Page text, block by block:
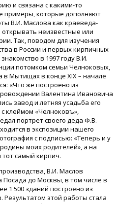
и связана с какими-то
примеры, которые дополняют
В.И. Маслова как краеведа-
открывать неизвестные или
Так, поводом для изучения
в России и первых кирпичных
в 1997 году В.И.
потомком семьи Челноковых,
в Мытищах в конце XIX – начале
«Что же построено из
Валентина Ивановича
завод и летняя усадьба его
клеймом «Челноковъ»,
портрет своего деда Ф.В.
в экспозиции нашего
с подписью: «Теперь и у
моих родителей», а на
тот самый кирпич.
В.И. Маслов
Посада до Москвы, в том числе в
1 500 зданий построено из
этой работы стала